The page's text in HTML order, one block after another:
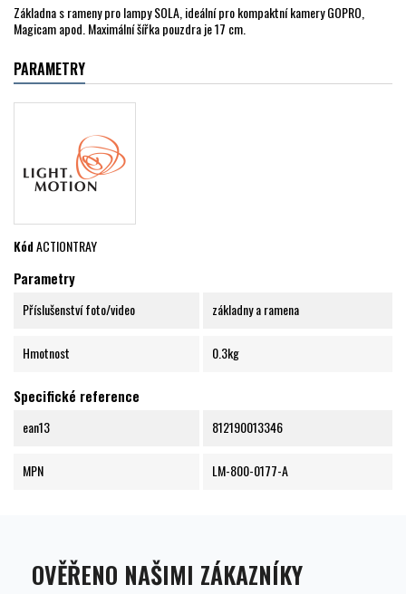
Základna s rameny pro lampy SOLA, ideální pro kompaktní kamery GOPRO,
Magicam apod. Maximální šířka pouzdra je 17 cm.
PARAMETRY
KódACTIONTRAY
Parametry
Příslušenství foto/video základny a ramena
Hmotnost 0.3kg
Specifické reference
ean13 812190013346
MPN LM-800-0177-A
OVĚŘENO NAŠIMI ZÁKAZNÍKY